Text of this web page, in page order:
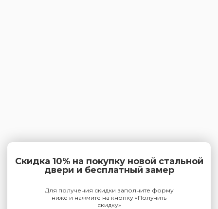
Скидка 10% на покупку новой стальной
двери и бесплатный замер
Для получения скидки заполните форму
ниже и нажмите на кнопку «Получить
скидку»